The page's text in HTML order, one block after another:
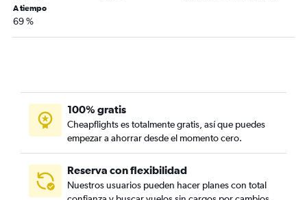
A tiempo
69 %
100% gratis
Cheapflights es totalmente gratis, así que puedes
empezar a ahorrar desde el momento cero.
Reserva con flexibilidad
Nuestros usuarios pueden hacer planes con total